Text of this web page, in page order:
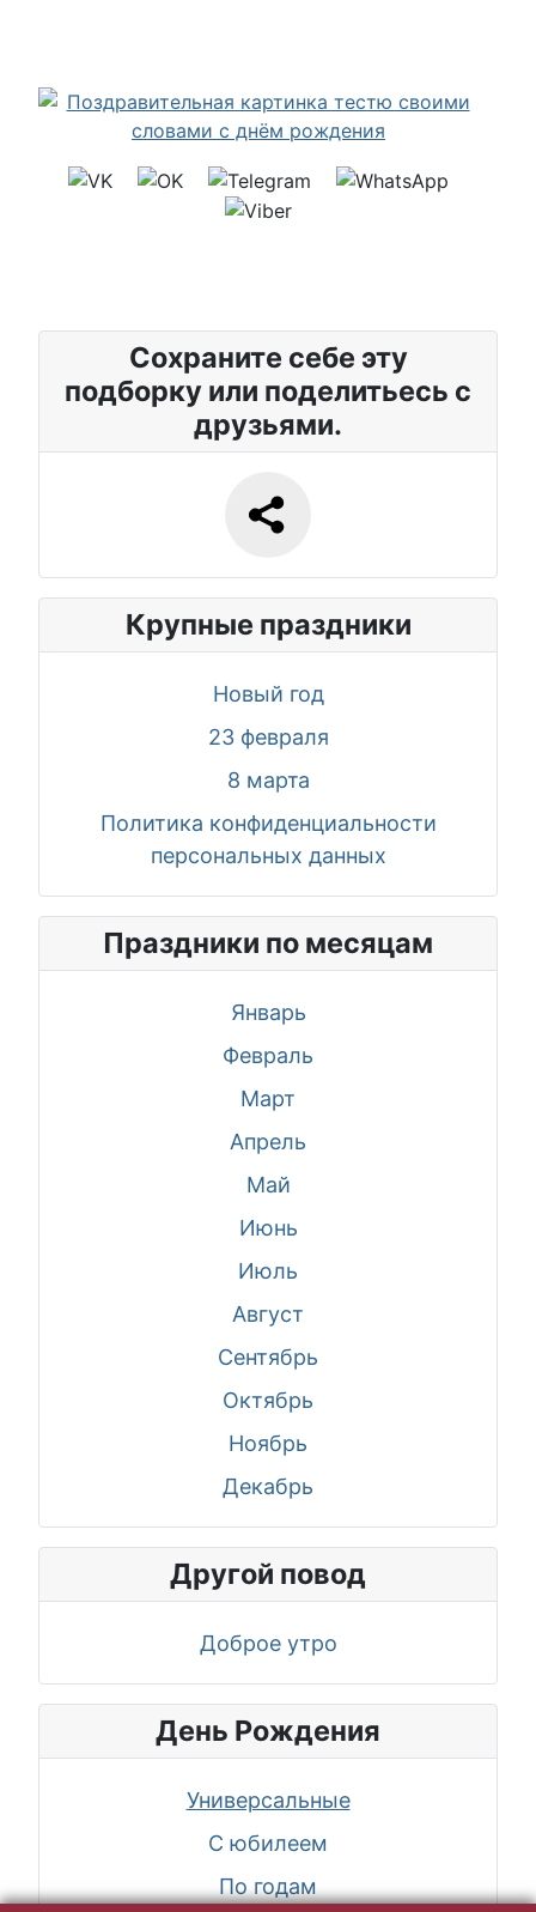
Сохраните себе эту
подборку или поделитьесь с
друзьями.
Крупные праздники
Новый год
23 февраля
8 марта
Политика конфиденциальности
персональных данных
Праздники по месяцам
Январь
Февраль
Март
Апрель
Май
Июнь
Июль
Август
Сентябрь
Октябрь
Ноябрь
Декабрь
Другой повод
Доброе утро
День Рождения
Универсальные
С юбилеем
По годам